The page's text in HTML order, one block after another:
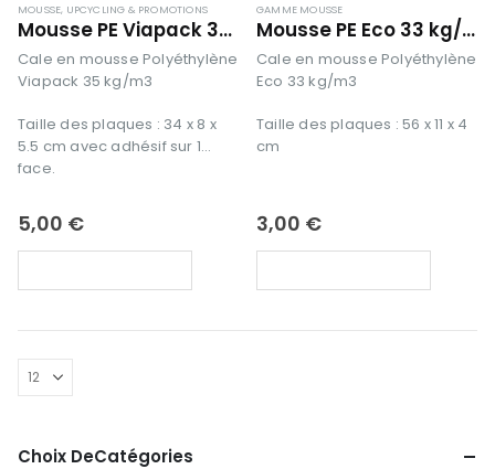
MOUSSE, UPCYCLING & PROMOTIONS
Mousse PE Viapack 35 kg/m3 – 34 x 8 x 5.5 cm avec adhésif
Cale en mousse Polyéthylène
Viapack 35 kg/m3
Taille des plaques : 34 x 8 x
5.5 cm avec adhésif sur 1
face.
5,00 €
GAMME MOUSSE
Mousse PE Eco 33 kg/m3 – 56 x 11 x 4 cm
Cale en mousse Polyéthylène
Eco 33 kg/m3
Taille des plaques : 56 x 11 x 4
cm
3,00 €
Choix DeCatégories